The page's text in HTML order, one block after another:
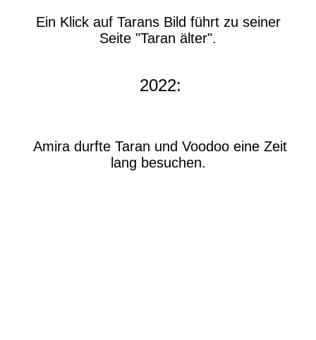
Ein Klick auf Tarans Bild führt zu seiner
Seite "Taran älter".
2022:
Amira durfte Taran und Voodoo eine Zeit
lang besuchen.